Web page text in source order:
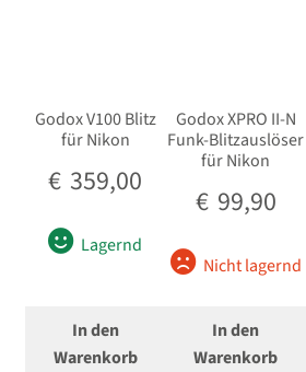
Godox V100 Blitz
für Nikon
€ 359,00
Lagernd
In den
Warenkorb
Godox XPRO II-N
Funk-Blitzauslöser
für Nikon
€ 99,90
Nicht lagernd
In den
Warenkorb